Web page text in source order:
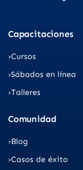
Capacitaciones
Cursos
Sábados en línea
Talleres
Comunidad
Blog
Casos de éxito